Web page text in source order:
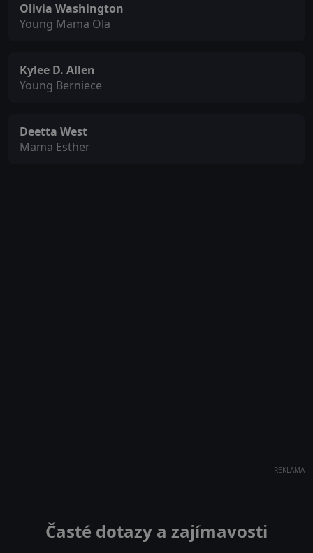
Olivia Washington
Young Mama Ola
Kylee D. Allen
Young Berniece
Deetta West
Mama Esther
REKLAMA
Časté dotazy a zajímavosti